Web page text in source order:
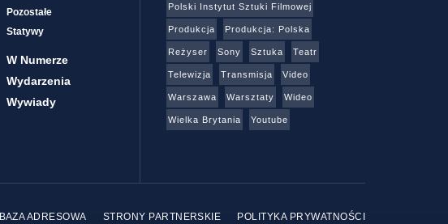
Pozostałe
Statywy
W Numerze
Wydarzenia
Wywiady
Polski Instytut Sztuki Filmowej
Produkcja Produkcja: Polska
Reżyser Sony Sztuka Teatr
Telewizja Transmisja Video
Warszawa Warsztaty Wideo
Wielka Brytania Youtube
BAZA ADRESOWA STRONY PARTNERSKIE POLITYKA PRYWATNOŚCI